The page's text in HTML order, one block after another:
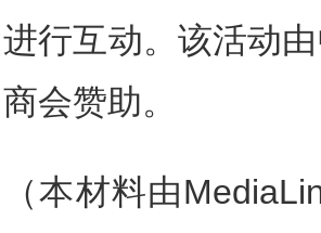
进行互动。该活动
商会赞助。
（本材料由